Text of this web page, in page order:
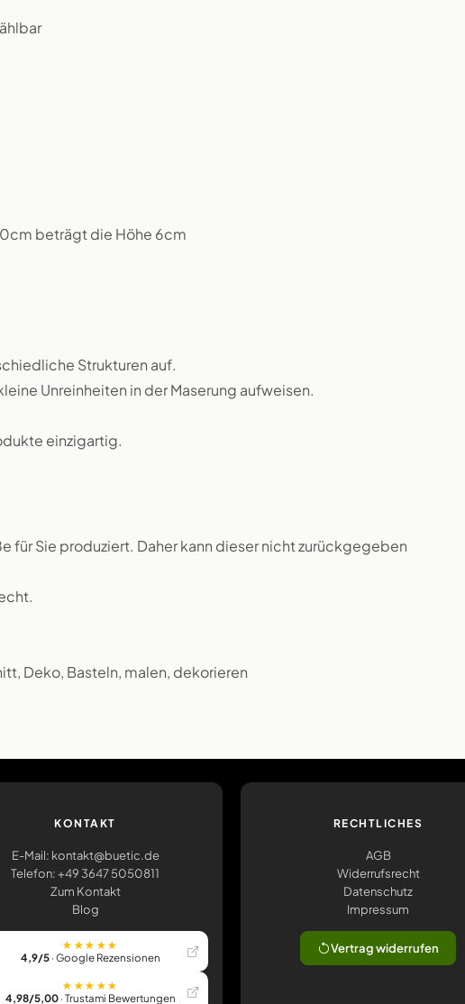
beträgt die Höhe 6cm
Strukturen auf.
Unreinheiten in der Maserung aufweisen.
einzigartig.
für Sie produziert. Daher kann dieser nicht zurückgegeben
Deko, Basteln, malen, dekorieren
KONTAKT
E-Mail: kontakt@buetic.de
Telefon: +49 3647 5050811
Zum Kontakt
Blog
★★★★★
4,9/5 · Google Rezensionen
★★★★★
4,98/5,00 · Trustami Bewertungen
RECHTLICHES
AGB
Widerrufsrecht
Datenschutz
Impressum
Vertrag widerrufen